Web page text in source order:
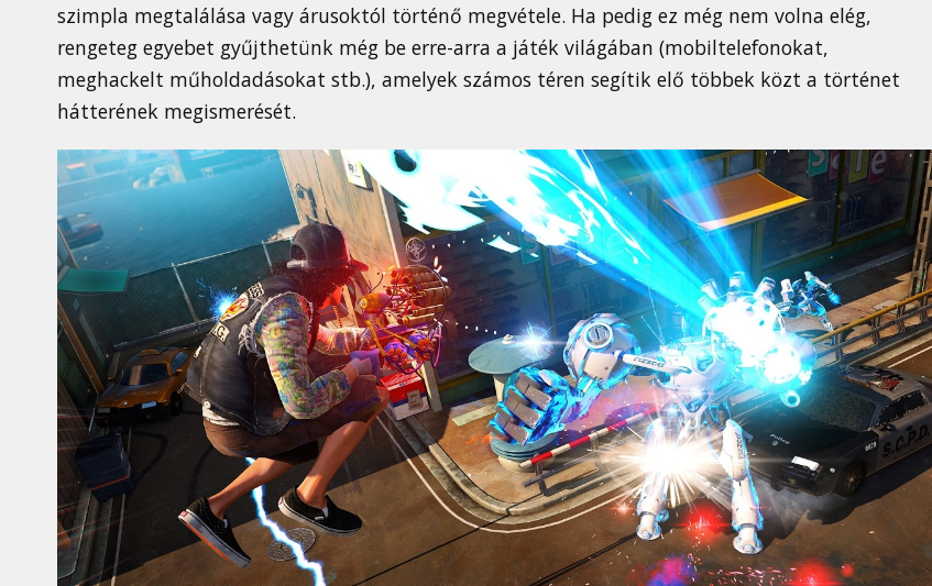
szimpla megtalálása vagy árusoktól történő megvétele. Ha pedig ez még nem volna elég,
rengeteg egyebet gyűjthetünk még be erre-arra a játék világában (mobiltelefonokat,
meghackelt műholdadásokat stb.), amelyek számos téren segítik elő többek közt a történet
hátterének megismerését.